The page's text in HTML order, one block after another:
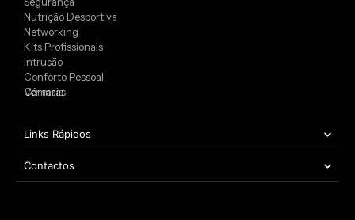
Nutrição Desportiva
Networking
Kits Profissionais
Intrusão
Conforto Pessoal
Câmaras
Ver mais
Links Rápidos
Contactos